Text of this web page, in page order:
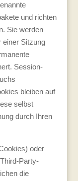
und richten
Sie werden
einer Sitzung
Session-
bleiben auf
selbst
durch Ihren
oder
Party-
die